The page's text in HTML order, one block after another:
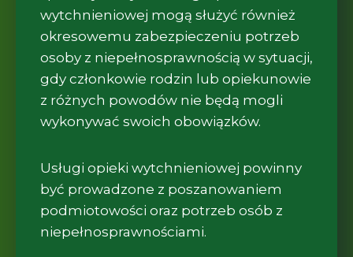
wytchnieniowej mogą służyć również
okresowemu zabezpieczeniu potrzeb
osoby z niepełnosprawnością w sytuacji,
gdy członkowie rodzin lub opiekunowie
z różnych powodów nie będą mogli
wykonywać swoich obowiązków.
Usługi opieki wytchnieniowej powinny
być prowadzone z poszanowaniem
podmiotowości oraz potrzeb osób z
niepełnosprawnościami.